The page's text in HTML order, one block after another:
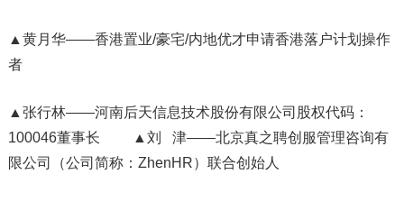
▲黄月华——香港置业/豪宅/内地优才申请香港落户计划操作
者
▲张行林——河南后天信息技术股份有限公司股权代码：
100046董事长 ▲刘 津——北京真之聘创服管理咨询有
限公司（公司简称：ZhenHR）联合创始人